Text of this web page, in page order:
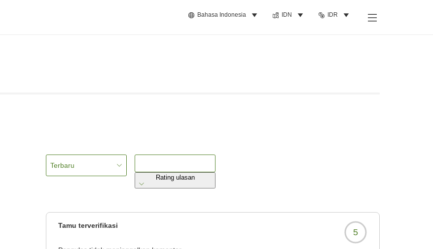
Bahasa Indonesia IDN IDR
Terbaru
Rating ulasan
Tamu terverifikasi
5